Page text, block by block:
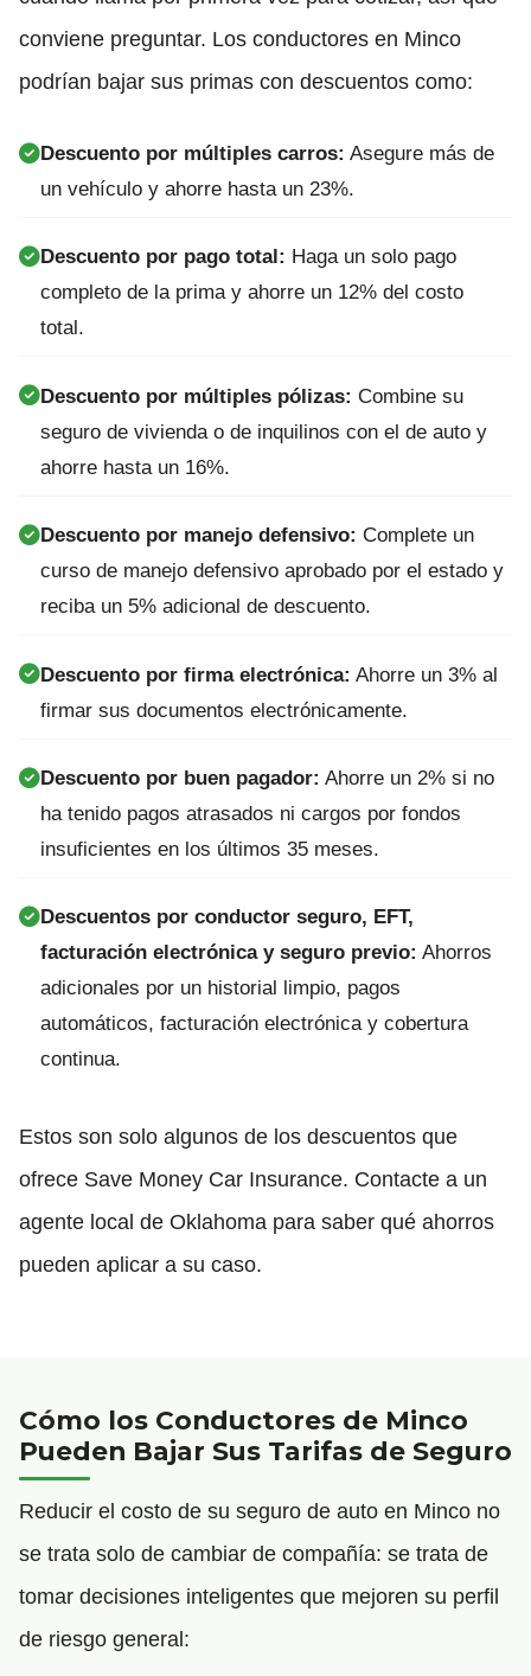
conviene preguntar. Los conductores en Minco
podrían bajar sus primas con descuentos como:
Descuento por múltiples carros: Asegure más de
un vehículo y ahorre hasta un 23%.
Descuento por pago total: Haga un solo pago
completo de la prima y ahorre un 12% del costo
total.
Descuento por múltiples pólizas: Combine su
seguro de vivienda o de inquilinos con el de auto y
ahorre hasta un 16%.
Descuento por manejo defensivo: Complete un
curso de manejo defensivo aprobado por el estado y
reciba un 5% adicional de descuento.
Descuento por firma electrónica: Ahorre un 3% al
firmar sus documentos electrónicamente.
Descuento por buen pagador: Ahorre un 2% si no
ha tenido pagos atrasados ni cargos por fondos
insuficientes en los últimos 35 meses.
Descuentos por conductor seguro, EFT,
facturación electrónica y seguro previo: Ahorros
adicionales por un historial limpio, pagos
automáticos, facturación electrónica y cobertura
continua.
Estos son solo algunos de los descuentos que
ofrece Save Money Car Insurance. Contacte a un
agente local de Oklahoma para saber qué ahorros
pueden aplicar a su caso.
Cómo los Conductores de Minco
Pueden Bajar Sus Tarifas de Seguro
Reducir el costo de su seguro de auto en Minco no
se trata solo de cambiar de compañía: se trata de
tomar decisiones inteligentes que mejoren su perfil
de riesgo general: